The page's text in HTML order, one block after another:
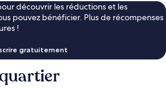
découvrir les réductions et les
pouvez bénéficier. Plus de récompenses
!
gratuitement